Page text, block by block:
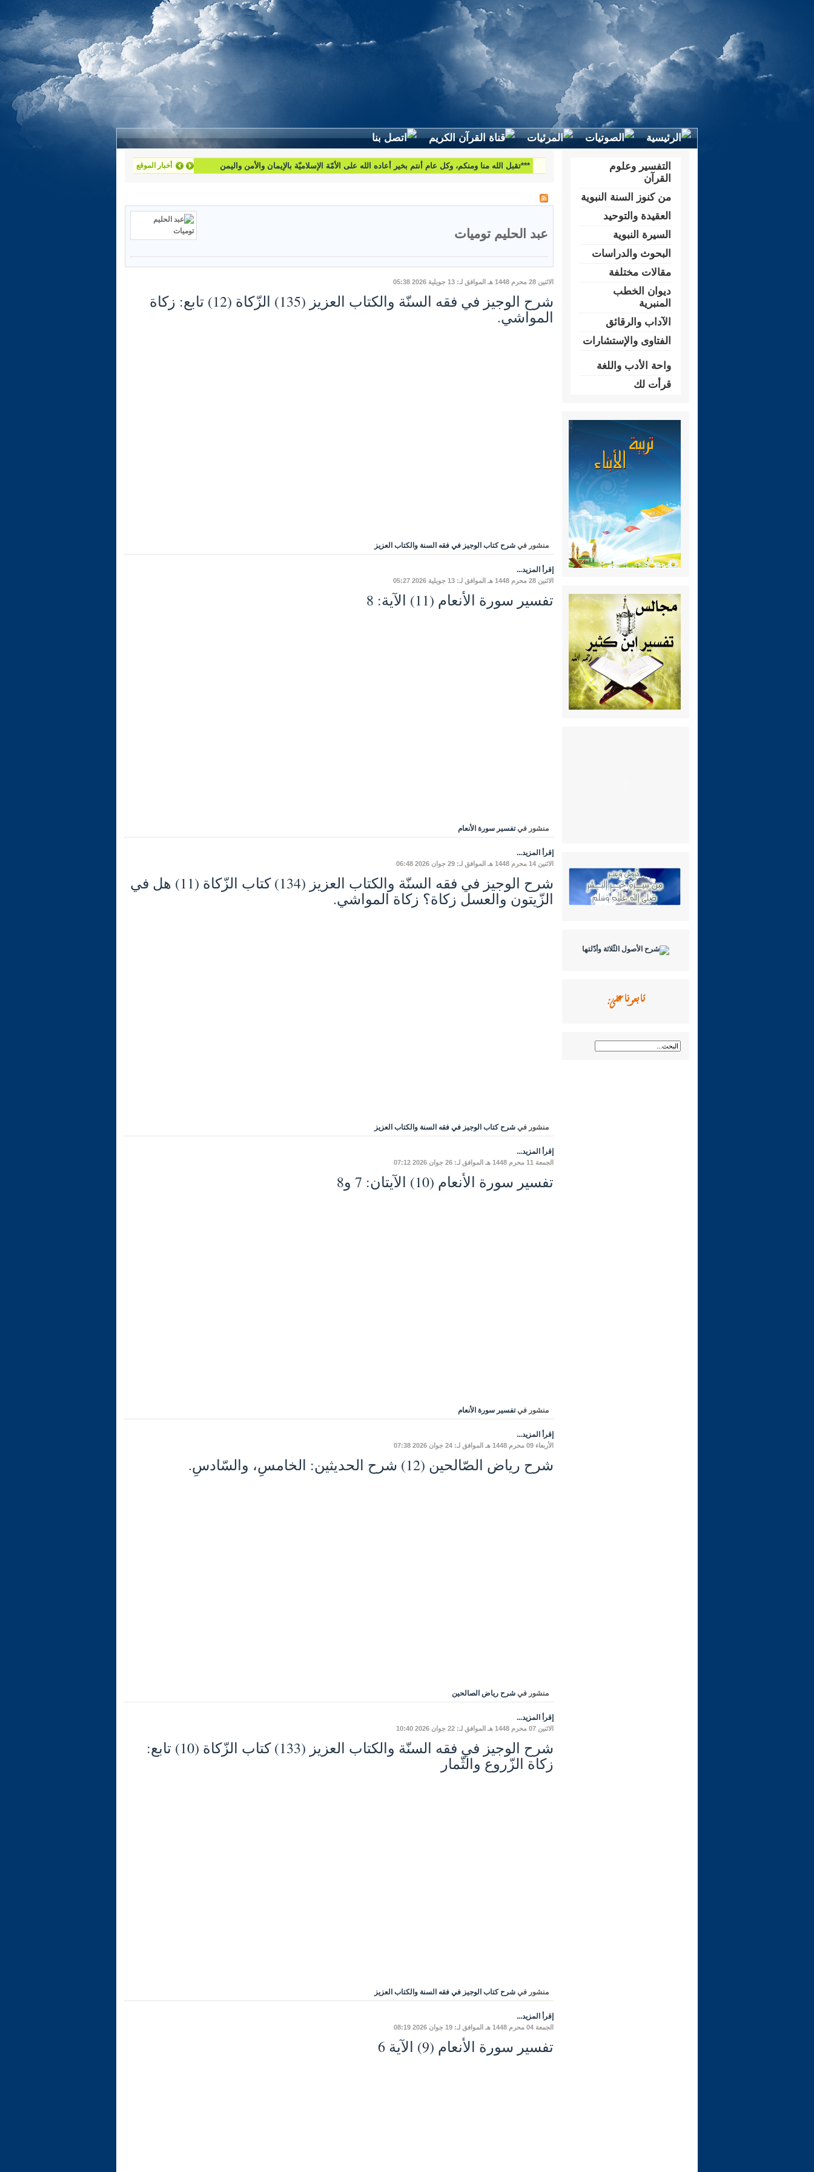
أخبار الموقع
لطرح استفساراتكم وأسئلتكم واقتراحاتكم اتّصلوا بنا على البريد التّالي:
عبد الحليم توميات
الاثنين 28 محرم 1448 هـ الموافق لـ: 13 جويلية 2026 05:38
شرح الوجيز في فقه السنّة والكتاب العزيز (135) الزّكاة (12) تابع: زكاة
المواشي.
منشور في شرح كتاب الوجيز في فقه السنة والكتاب العزيز
إقرأ المزيد...
الاثنين 28 محرم 1448 هـ الموافق لـ: 13 جويلية 2026 05:27
تفسير سورة الأنعام (11) الآية: 8
منشور في تفسير سورة الأنعام
إقرأ المزيد...
الاثنين 14 محرم 1448 هـ الموافق لـ: 29 جوان 2026 06:48
شرح الوجيز في فقه السنّة والكتاب العزيز (134) كتاب الزّكاة (11) هل في
الزّيتون والعسل زكاة؟ زكاة المواشي.
منشور في شرح كتاب الوجيز في فقه السنة والكتاب العزيز
إقرأ المزيد...
الجمعة 11 محرم 1448 هـ الموافق لـ: 26 جوان 2026 07:12
تفسير سورة الأنعام (10) الآيتان: 7 و8
منشور في تفسير سورة الأنعام
إقرأ المزيد...
الأربعاء 09 محرم 1448 هـ الموافق لـ: 24 جوان 2026 07:38
شرح رياض الصّالحين (12) شرح الحديثين: الخامسِ، والسّادسِ.
منشور في شرح رياض الصالحين
إقرأ المزيد...
الاثنين 07 محرم 1448 هـ الموافق لـ: 22 جوان 2026 10:40
شرح الوجيز في فقه السنّة والكتاب العزيز (133) كتاب الزّكاة (10) تابع:
زكاة الزّروع والثّمار
منشور في شرح كتاب الوجيز في فقه السنة والكتاب العزيز
إقرأ المزيد...
الجمعة 04 محرم 1448 هـ الموافق لـ: 19 جوان 2026 08:19
تفسير سورة الأنعام (9) الآية 6
التفسير وعلوم
القرآن
من كنوز السنة النبوية
العقيدة والتوحيد
السيرة النبوية
البحوث والدراسات
مقالات مختلفة
ديوان الخطب
المنبرية
الآداب والرقائق
الفتاوى والإستشارات
واحة الأدب واللغة
قرأت لك
تابعونا على: